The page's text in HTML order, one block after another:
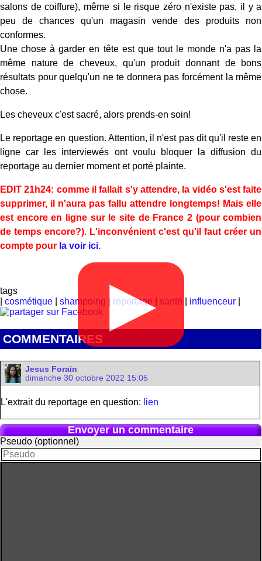
salons de coiffure), même si le risque zéro n'existe pas, il y a
peu de chances qu'un magasin vende des produits non
conformes.
Une chose à garder en tête est que tout le monde n'a pas la
même nature de cheveux, qu'un produit donnant de bons
résultats pour quelqu'un ne te donnera pas forcément la même
chose.
Les cheveux c'est sacré, alors prends-en soin!
Le reportage en question. Attention, il n'est pas dit qu'il reste en
ligne car les interviewés ont voulu bloquer la diffusion du
reportage au dernier moment et porté plainte.
EDIT 21h24: comme il fallait s'y attendre, la vidéo s'est faite
supprimer, il n'aura pas fallu attendre longtemps! Mais elle
est encore en ligne sur le site de France 2 (pour combien
de temps encore?). L'inconvénient c'est qu'il faut créer un
compte pour la voir ici.
▶
tags
cosmétique shampoing reportage santé influenceur
COMMENTAIRES
Jesus Forain
dimanche 30 octobre 2022 15:05
L'extrait du reportage en question: lien
Envoyer un commentaire
Pseudo (optionnel)